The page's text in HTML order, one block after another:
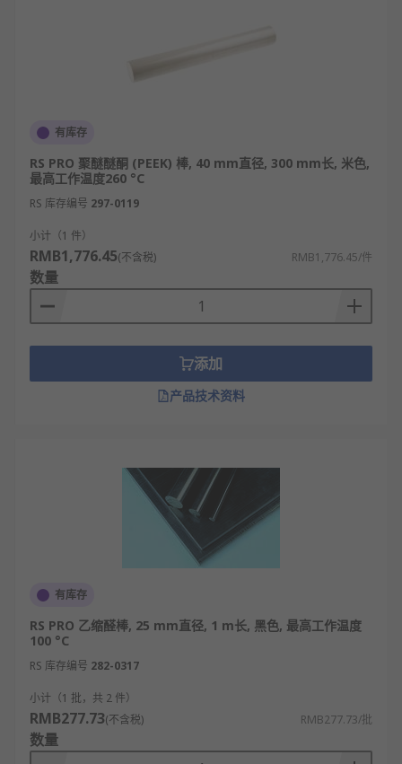
有库存
RS PRO 聚醚醚酮 (PEEK) 棒, 40 mm直径, 300 mm长, 米色,
最高工作温度260 °C
RS 库存编号 297-0119
小计（1 件）
RMB1,776.45(不含税) RMB1,776.45/件
数量
添加
产品技术资料
有库存
RS PRO 乙缩醛棒, 25 mm直径, 1 m长, 黑色, 最高工作温度
100 °C
RS 库存编号 282-0317
小计（1 批，共 2 件）
RMB277.73(不含税) RMB277.73/批
数量